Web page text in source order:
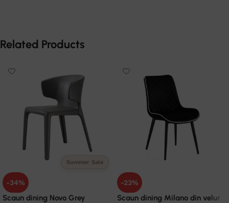
Related Products
Summer Sale
-34%
Scaun dining Novo Grey
-23%
Scaun dining Milano din velur